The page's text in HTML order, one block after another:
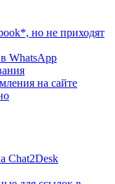
но не приходят
WhatsApp
на сайте
Chat2Desk